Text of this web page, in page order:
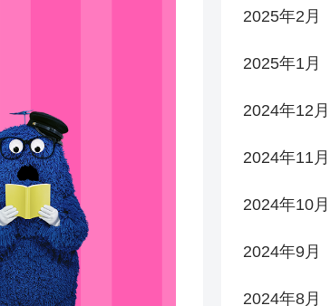
2025年2月
2025年1月
2024年12月
2024年11月
2024年10月
2024年9月
2024年8月